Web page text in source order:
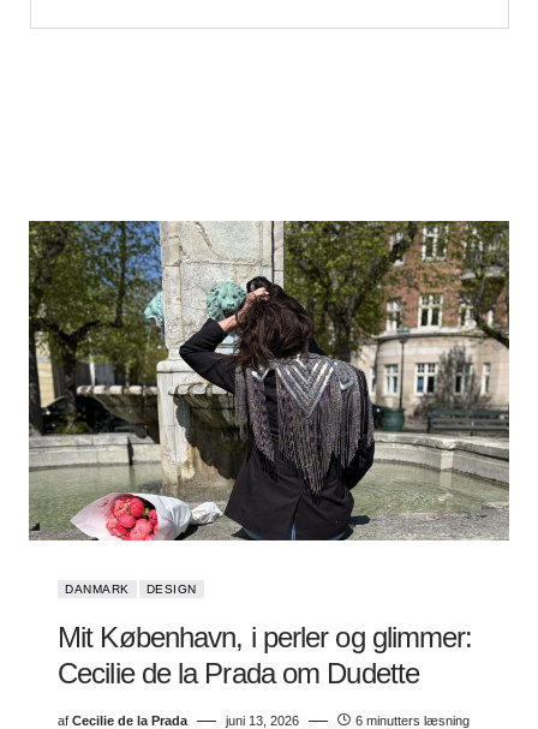
DANMARK DESIGN
Mit København, i perler og glimmer:
Cecilie de la Prada om Dudette
af Cecilie de la Prada juni 13, 2026 6 minutters læsning